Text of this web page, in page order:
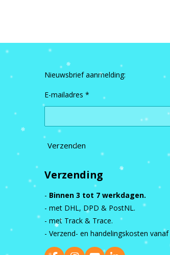
Nieuwsbrief aanmelding:
E-mailadres *
Verzenden
Verzending
- Binnen 3 tot 7 werkdagen.
- met DHL, DPD & PostNL.
- met Track & Trace.
- Verzend- en handelingskosten vanaf